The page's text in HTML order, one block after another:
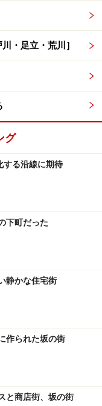
・足立・荒川］
グ
する沿線に期待
下町だった
静かな住宅街
作られた坂の街
と商店街、坂の街